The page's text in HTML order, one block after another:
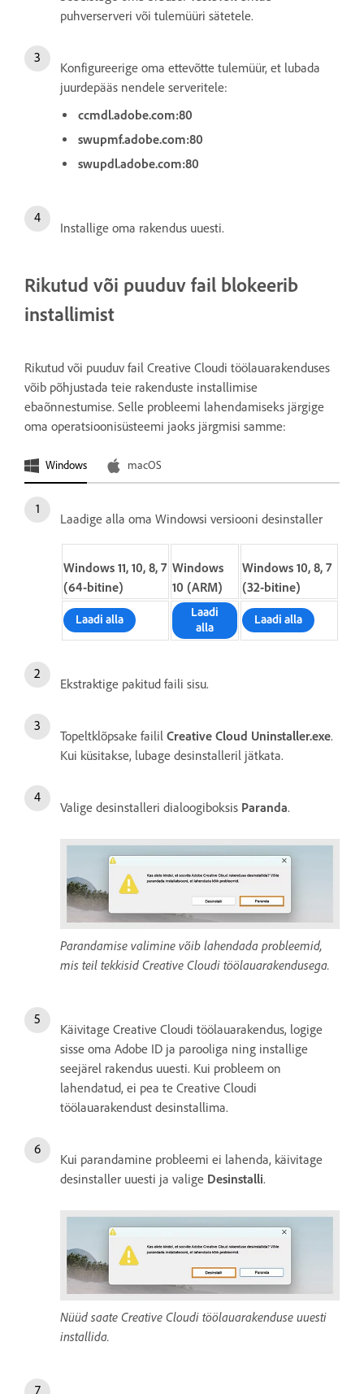
puhverserveri või tulemüüri sätetele.
Konfigureerige oma ettevõtte tulemüür, et lubada
juurdepääs nendele serveritele:
ccmdl.adobe.com:80
swupmf.adobe.com:80
swupdl.adobe.com:80
Installige oma rakendus uuesti.
Rikutud või puuduv fail blokeerib
installimist
Rikutud või puuduv fail Creative Cloudi töölauarakenduses
võib põhjustada teie rakenduste installimise
ebaõnnestumise. Selle probleemi lahendamiseks järgige
oma operatsioonisüsteemi jaoks järgmisi samme:
Windows macOS
Laadige alla oma Windowsi versiooni desinstaller
Windows 11, 10, 8, 7
(64-bitine)
Windows
10 (ARM)
Windows 10, 8, 7
(32-bitine)
Laadi alla
Laadi
alla
Laadi alla
Ekstraktige pakitud faili sisu.
Topeltklõpsake failil Creative Cloud Uninstaller.exe.
Kui küsitakse, lubage desinstalleril jätkata.
Valige desinstalleri dialoogiboksis Paranda.
Parandamise valimine võib lahendada probleemid,
mis teil tekkisid Creative Cloudi töölauarakendusega.
Käivitage Creative Cloudi töölauarakendus, logige
sisse oma Adobe ID ja parooliga ning installige
seejärel rakendus uuesti. Kui probleem on
lahendatud, ei pea te Creative Cloudi
töölauarakendust desinstallima.
Kui parandamine probleemi ei lahenda, käivitage
desinstaller uuesti ja valige Desinstalli.
Nüüd saate Creative Cloudi töölauarakenduse uuesti
installida.